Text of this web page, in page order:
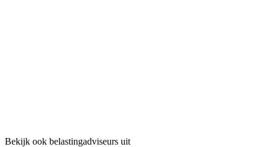
Bekijk ook belastingadviseurs uit